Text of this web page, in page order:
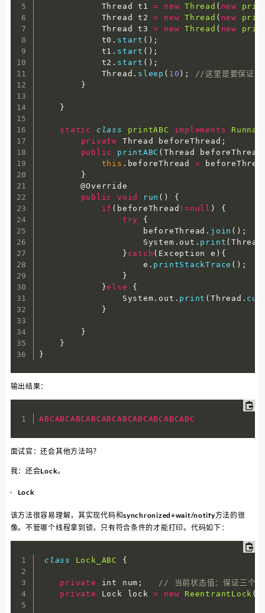
            Thread t1
= new Thread ( new
            Thread t2
= new Thread ( new
            Thread t3
= new Thread ( new
            t0
. start ( ) ;
            t1
. start ( ) ;
            t2
. start ( ) ;
            Thread
. sleep ( 10 ) ;
//这里是要保证
}
}
static class printABC implements
private
Thread beforeThread ;
public
printABC ( Thread beforeThread
this . beforeThread =
}
        @Override
public
void run ( )
{
if ( beforeThread !=null )
{
try
{
                    beforeThread
. join ( ) ;
                    System
. out . print (Thread
} catch ( Exception e ) {
                    e
. printStackTrace ( ) ;
}
}else
{
                System
. out . print (Thread .
}
}
}
}
输出结果：
ABCABCABCABCABCABCABCABCABCABC
面试官：还会其他方法吗？
我：还会Lock。
Lock
该方法很容易理解，其实现代码和synchronized+wait/notify方法的很
像。不管哪个线程拿到锁，只有符合条件的才能打印。代码如下：
class Lock_ABC {
private int num ;
// 当前状态值：保证三个线
private
Lock lock = new ReentrantLock (